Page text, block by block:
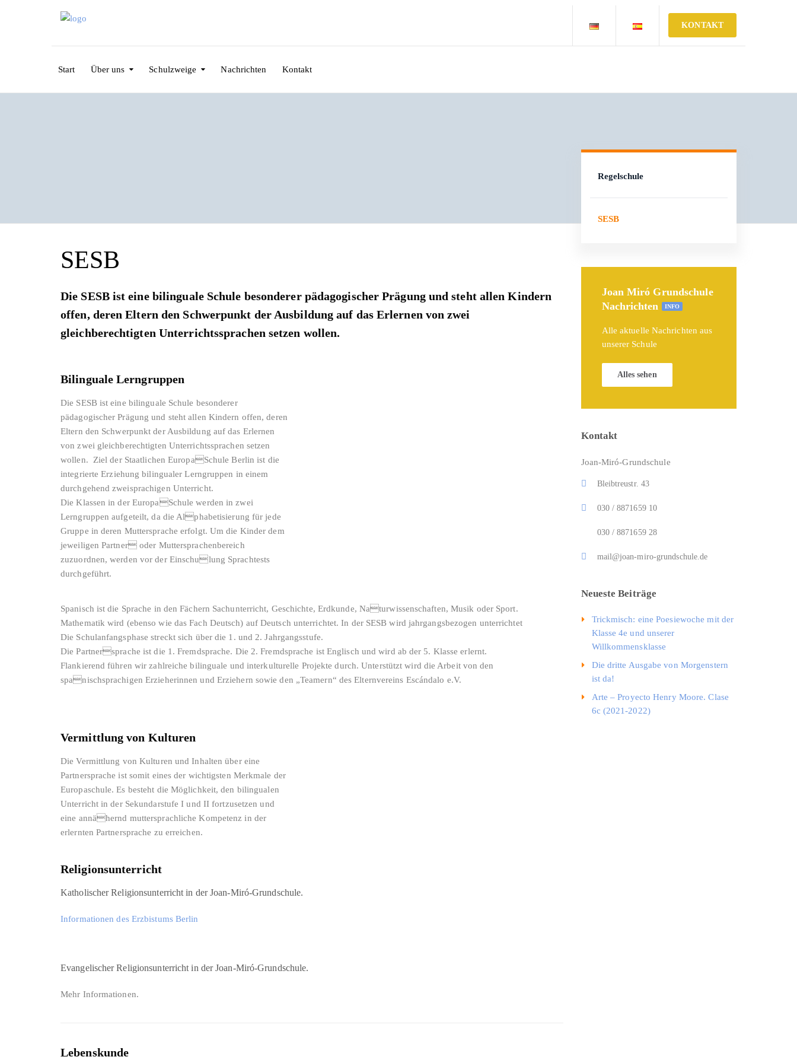
KONTAKT
Start Über uns Schulzweige Nachrichten Kontakt
SESB
Die SESB ist eine bilinguale Schule besonderer pädagogischer Prägung und steht allen Kindern
offen, deren Eltern den Schwerpunkt der Ausbildung auf das Erlernen von zwei
gleichberechtigten Unterrichtssprachen setzen wollen.
Bilinguale Lerngruppen
Die SESB ist eine bilinguale Schule besonderer
pädagogischer Prägung und steht allen Kindern offen, deren
Eltern den Schwerpunkt der Ausbildung auf das Erlernen
von zwei gleichberechtigten Unterrichtssprachen setzen
wollen. Ziel der Staatlichen EuropaSchule Berlin ist die
integrierte Erziehung bilingualer Lerngruppen in einem
durchgehend zweisprachigen Unterricht.
Die Klassen in der EuropaSchule werden in zwei
Lerngruppen aufgeteilt, da die Alphabetisierung für jede
Gruppe in deren Muttersprache erfolgt. Um die Kinder dem
jeweiligen Partner oder Muttersprachenbereich
zuzuordnen, werden vor der Einschulung Sprachtests
durchgeführt.
Spanisch ist die Sprache in den Fächern Sachunterricht, Geschichte, Erdkunde, Naturwissenschaften, Musik oder Sport.
Mathematik wird (ebenso wie das Fach Deutsch) auf Deutsch unterrichtet. In der SESB wird jahrgangsbezogen unterrichtet
Die Schulanfangsphase streckt sich über die 1. und 2. Jahrgangsstufe.
Die Partnersprache ist die 1. Fremdsprache. Die 2. Fremdsprache ist Englisch und wird ab der 5. Klasse erlernt.
Flankierend führen wir zahlreiche bilinguale und interkulturelle Projekte durch. Unterstützt wird die Arbeit von den
spanischsprachigen Erzieherinnen und Erziehern sowie den „Teamern“ des Elternvereins Escándalo e.V.
Vermittlung von Kulturen
Die Vermittlung von Kulturen und Inhalten über eine
Partnersprache ist somit eines der wichtigsten Merkmale der
Europaschule. Es besteht die Möglichkeit, den bilingualen
Unterricht in der Sekundarstufe I und II fortzusetzen und
eine annähernd muttersprachliche Kompetenz in der
erlernten Partnersprache zu erreichen.
Religionsunterricht
Katholischer Religionsunterricht in der Joan-Miró-Grundschule.
Informationen des Erzbistums Berlin
Evangelischer Religionsunterricht in der Joan-Miró-Grundschule.
Mehr Informationen.
Lebenskunde
Regelschule
SESB
Joan Miró Grundschule
Nachrichten
INFO
Alle aktuelle Nachrichten aus
unserer Schule
Alles sehen
Kontakt
Joan-Miró-Grundschule
Bleibtreustr. 43
030 / 8871659 10
030 / 8871659 28
mail@joan-miro-grundschule.de
Neueste Beiträge
Trickmisch: eine Poesiewoche mit der
Klasse 4e und unserer
Willkommensklasse
Die dritte Ausgabe von Morgenstern
ist da!
Arte – Proyecto Henry Moore. Clase
6c (2021-2022)